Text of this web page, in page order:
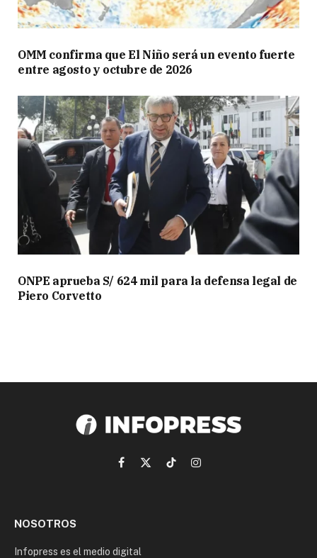
OMM confirma que El Niño será un evento fuerte
entre agosto y octubre de 2026
ONPE aprueba S/ 624 mil para la defensa legal de
Piero Corvetto
Facebook
X
TikTokInstagram
NOSOTROS
Infopress es el medio digital